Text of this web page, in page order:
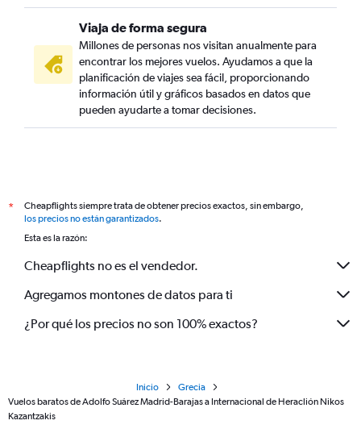
Viaja de forma segura
Millones de personas nos visitan anualmente para
encontrar los mejores vuelos. Ayudamos a que la
planificación de viajes sea fácil, proporcionando
información útil y gráficos basados en datos que
pueden ayudarte a tomar decisiones.
*
Cheapflights siempre trata de obtener precios exactos, sin embargo,
los precios no están garantizados.
Esta es la razón:
Cheapflights no es el vendedor.
Agregamos montones de datos para ti
¿Por qué los precios no son 100% exactos?
Inicio
Grecia
Vuelos baratos de Adolfo Suárez Madrid-Barajas a Internacional de Heraclión Nikos
Kazantzakis